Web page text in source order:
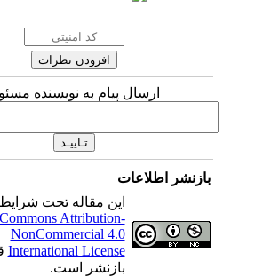
ارسال پیام به نویسنده مسئول
بازنشر اطلاعات
این مقاله تحت شرایط
Commons Attribution-
NonCommercial 4.0
International License
بازنشر است.